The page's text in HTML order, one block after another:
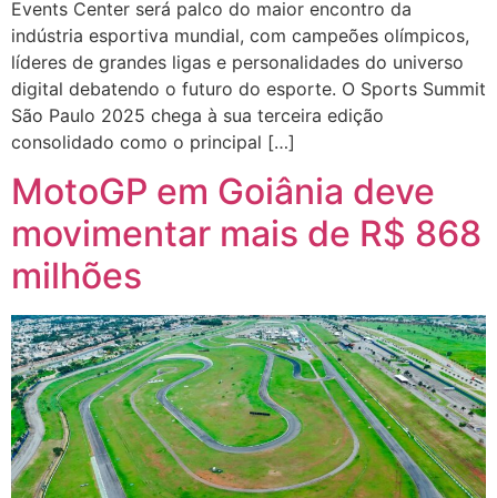
Events Center será palco do maior encontro da
indústria esportiva mundial, com campeões olímpicos,
líderes de grandes ligas e personalidades do universo
digital debatendo o futuro do esporte. O Sports Summit
São Paulo 2025 chega à sua terceira edição
consolidado como o principal […]
MotoGP em Goiânia deve
movimentar mais de R$ 868
milhões